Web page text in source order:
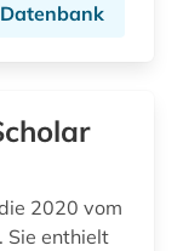
2020 vom
Sie enthielt